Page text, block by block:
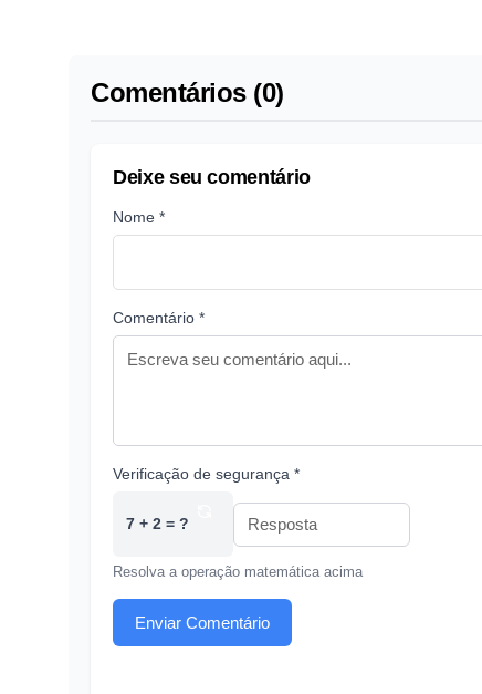
Comentários (0)
Deixe seu comentário
Nome *
Comentário *
Verificação de segurança *
7 + 2 = ?
Resolva a operação matemática acima
Enviar Comentário